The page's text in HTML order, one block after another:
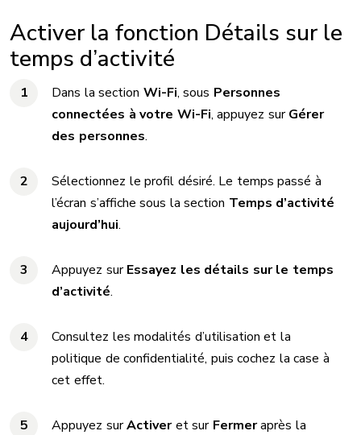
Activer la fonction Détails sur le
temps d’activité
Dans la section Wi-Fi, sous Personnes
connectées à votre Wi-Fi, appuyez surGérer
des personnes.
Sélectionnez le profil désiré. Le temps passé à
l’écran s’affiche sous la section Temps d’activité
aujourd’hui.
Appuyez surEssayez les détails sur le temps
d’activité.
Consultez les modalités d’utilisation et la
politique de confidentialité, puis cochez la case à
cet effet.
Appuyez surActiveret sur Fermeraprès la